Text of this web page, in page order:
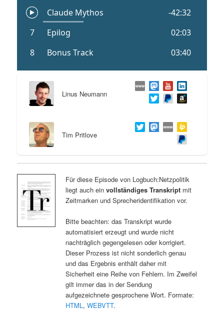
Linus Neumann
Tim Pritlove
Für diese Episode von Logbuch:Netzpolitik
liegt auch ein vollständiges Transkriptmit
Zeitmarken und Sprecheridentifikation vor.
Bitte beachten: das Transkript wurde
automatisiert erzeugt und wurde nicht
nachträglich gegengelesen oder korrigiert.
Dieser Prozess ist nicht sonderlich genau
und das Ergebnis enthält daher mit
Sicherheit eine Reihe von Fehlern. Im Zweifel
gilt immer das in der Sendung
aufgezeichnete gesprochene Wort. Formate:
HTML, WEBVTT.